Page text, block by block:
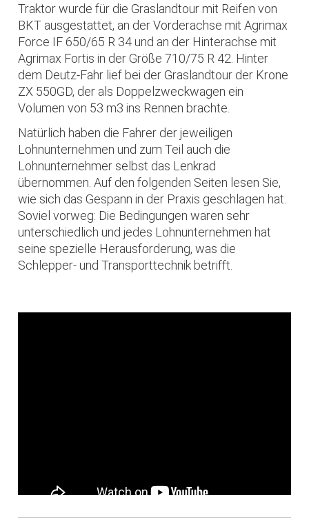
Traktor wurde für die Graslandtour mit Reifen von
BKT ausgestattet, an der Vorderachse mit Agrimax
Force IF 650/65 R 34 und an der Hinterachse mit
Agrimax Fortis in der Größe 710/75 R 42. Hinter
dem Deutz-Fahr lief bei der Graslandtour der Krone
ZX 550GD, der als Doppelzweckwagen ein
Volumen von 53 m3 ins Rennen brachte.
Natürlich haben die Fahrer der jeweiligen
Lohnunternehmen und zum Teil auch die
Lohnunternehmer selbst das Lenkrad
übernommen. Auf den folgenden Seiten lesen Sie,
wie sich das Gespann in der Praxis geschlagen hat.
Soviel vorweg: Die Bedingungen waren sehr
unterschiedlich und jedes Lohnunternehmen hat
seine spezielle Herausforderung, was die
Schlepper- und Transporttechnik betrifft.